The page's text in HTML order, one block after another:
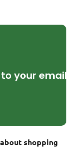
your email
shopping